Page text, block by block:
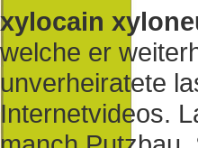
xylocain
welche er
unverheiratete
Internetvideos.